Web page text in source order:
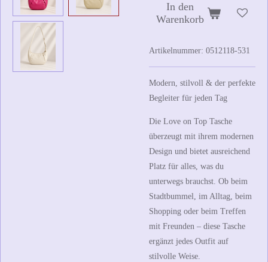
In den
Warenkorb
Artikelnummer: 0512118-531
Modern, stilvoll & der perfekte
Begleiter für jeden Tag
Die Love on Top Tasche
überzeugt mit ihrem modernen
Design und bietet ausreichend
Platz für alles, was du
unterwegs brauchst. Ob beim
Stadtbummel, im Alltag, beim
Shopping oder beim Treffen
mit Freunden – diese Tasche
ergänzt jedes Outfit auf
stilvolle Weise.